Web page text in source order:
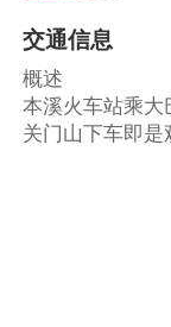
交通信息
概述
本溪火车站乘大
关门山下车即是